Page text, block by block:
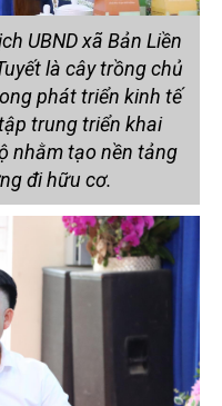
UBND xã Bản Liền
là cây trồng chủ
phát triển kinh tế
trung triển khai
nhằm tạo nền tảng
đi hữu cơ.